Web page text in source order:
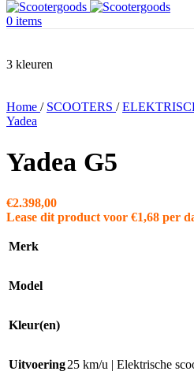
0 items
3 kleuren
Home / SCOOTERS /
Yadea
Yadea G5
€2.398,00
Lease dit product voor €1,68 per
Merk
Model
Kleur(en)
Uitvoering25 km/u | Elektrische